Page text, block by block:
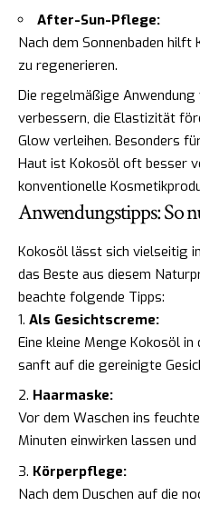
After-Sun-Pflege:
Nach dem Sonnenbaden hilft
zu regenerieren.
Die regelmäßige
verbessern, die Elastizität
Glow verleihen. Besonders
Haut ist Kokosöl oft besser
konventionelle
Anwendungstipps: So
Kokosöl lässt sich vielseitig
das Beste aus diesem
beachte folgende Tipps:
Als Gesichtscreme:
Eine kleine Menge Kokosöl in
sanft auf die gereinigte
Haarmaske:
Vor dem Waschen ins
Minuten einwirken lassen
Körperpflege:
Nach dem Duschen auf die